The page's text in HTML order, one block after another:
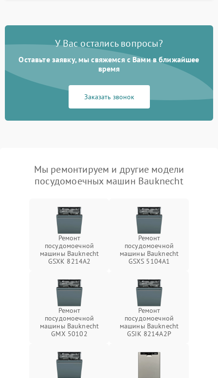
У Вас остались вопросы?
Оставьте заявку, мы свяжемся с Вами в ближайшее
время
Заказать звонок
Мы ремонтируем и другие модели
посудомоечных машин Bauknecht
Ремонт
посудомоечной
машины Bauknecht
GSXK 8214A2
Ремонт
посудомоечной
машины Bauknecht
GSXS 5104A1
Ремонт
посудомоечной
машины Bauknecht
GMX 50102
Ремонт
посудомоечной
машины Bauknecht
GSIK 8214A2P